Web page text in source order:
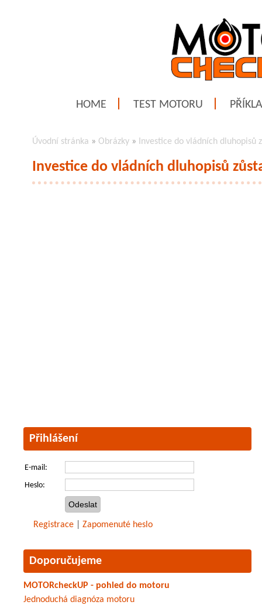
HOME TEST MOTORU
Úvodní stránka » Obrázky » Investice do vládních dluhopisů
Investice do vládních dluhopisů
Přihlášení
E-mail:
Heslo:
Registrace Zapomenuté heslo
Doporučujeme
MOTORcheckUP - pohled do motoru
Jednoduchá diagnóza motoru